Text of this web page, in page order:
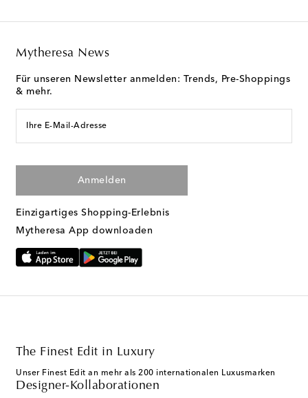
Mytheresa News
Für unseren Newsletter anmelden: Trends, Pre-Shoppings
& mehr.
Ihre E-Mail-Adresse
Anmelden
Einzigartiges Shopping-Erlebnis
Mytheresa App downloaden
The Finest Edit in Luxury
Unser Finest Edit an mehr als 200 internationalen Luxusmarken
Designer-Kollaborationen